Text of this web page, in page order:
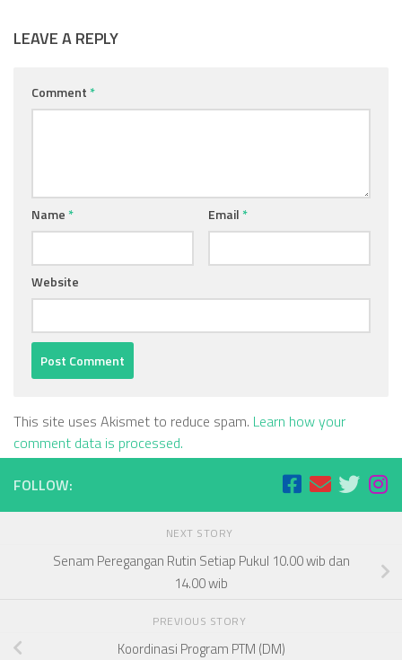
LEAVE A REPLY
Comment *
Name * Email *
Website
This site uses Akismet to reduce spam. Learn how your
comment data is processed.
FOLLOW:
NEXT STORY
Senam Peregangan Rutin Setiap Pukul 10.00 wib dan
14.00 wib
PREVIOUS STORY
Koordinasi Program PTM (DM)